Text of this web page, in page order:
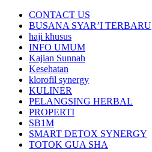
CONTACT US
BUSANA SYAR’I TERBARU
haji khusus
INFO UMUM
Kajian Sunnah
Kesehatan
klorofil synergy
KULINER
PELANGSING HERBAL
PROPERTI
SB1M
SMART DETOX SYNERGY
TOTOK GUA SHA